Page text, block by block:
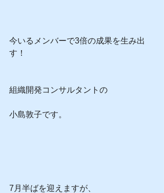
今いるメンバーで3倍の成果を生み出
す！
組織開発コンサルタントの
小島敦子です。
7月半ばを迎えますが、